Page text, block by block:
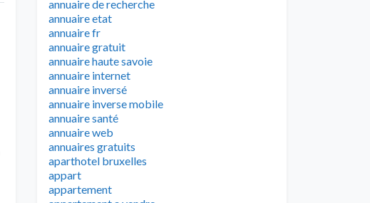
annuaire de recherche
annuaire etat
annuaire fr
annuaire gratuit
annuaire haute savoie
annuaire internet
annuaire inversé
annuaire inverse mobile
annuaire santé
annuaire web
annuaires gratuits
aparthotel bruxelles
appart
appartement